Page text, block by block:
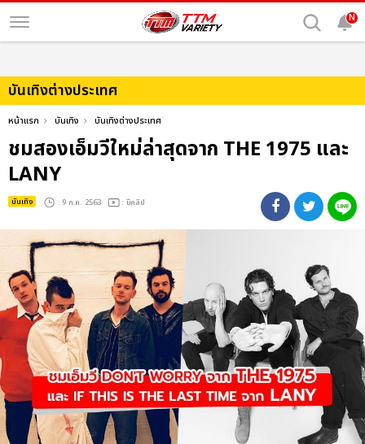
N
บันเทิงต่างประเทศ
หน้าแรก บันเทิง บันเทิงต่างประเทศ
ชมสองเอ็มวีใหม่ล่าสุดจาก THE 1975 และ
LANY
บันเทิง : 9 ก.ค. 2563 : มีคลิป